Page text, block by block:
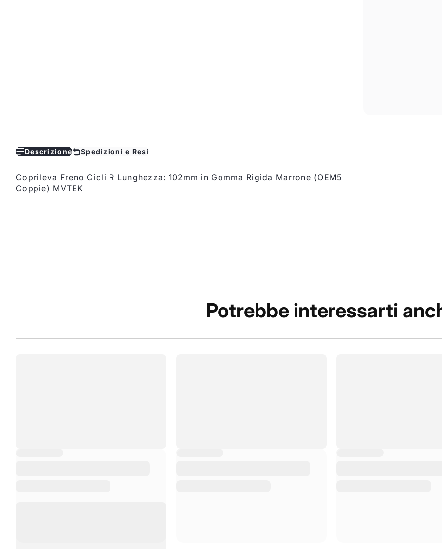
Descrizione Spedizioni e Resi
Coprileva Freno Cicli R Lunghezza: 102mm in Gomma Rigida Marrone (OEM5
Coppie) MVTEK
Potrebbe interessarti